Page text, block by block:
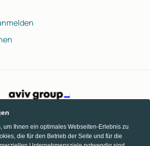
um Ihnen ein optimales Webseiten-Erlebnis zu
die für den Betrieb der Seite und für die